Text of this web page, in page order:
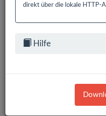
direkt über die lokale HTTP-
Hilfe